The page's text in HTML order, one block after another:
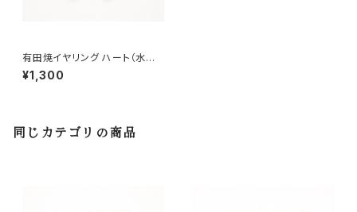
有田焼イヤリング ハート（水色×
ピンク）
¥1,300
同じカテゴリの商品